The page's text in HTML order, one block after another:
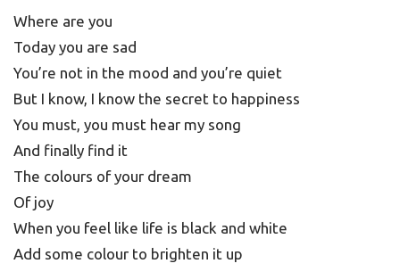
Where are you
Today you are sad
You’re not in the mood and you’re quiet
But I know, I know the secret to happiness
You must, you must hear my song
And finally find it
The colours of your dream
Of joy
When you feel like life is black and white
Add some colour to brighten it up